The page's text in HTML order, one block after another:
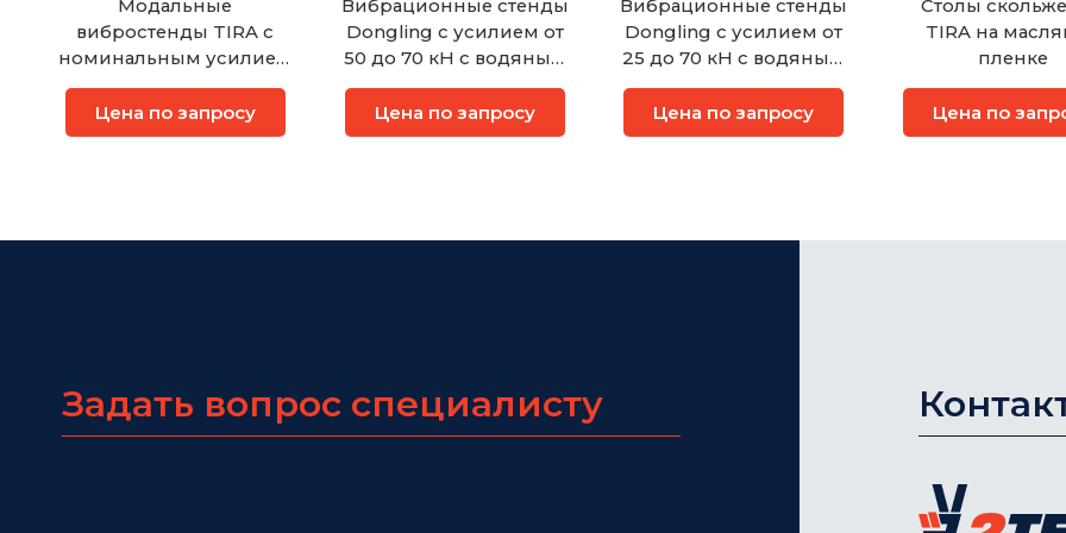
Модальные
вибростенды TIRA с
номинальным усилием
от 100 Н до 2700 Н
Цена по запросу
Вибрационные стенды
Dongling с усилием от
50 до 70 кН с водяным
охлаждением
Цена по запросу
Вибрационные стенды
Dongling с усилием от
25 до 70 кН с водяным
охлаждением
Цена по запросу
Столы
TIRA на масляной
пленке
Цена по
Задать вопрос специалисту